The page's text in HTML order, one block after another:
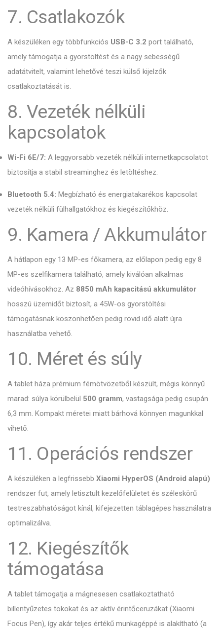
7. Csatlakozók
A készüléken egy többfunkciós USB-C 3.2 port található,
amely támogatja a gyorstöltést és a nagy sebességű
adatátvitelt, valamint lehetővé teszi külső kijelzők
csatlakoztatását is.
8. Vezeték nélküli
kapcsolatok
Wi-Fi 6E/7: A leggyorsabb vezeték nélküli internetkapcsolatot
biztosítja a stabil streaminghez és letöltéshez.
Bluetooth 5.4: Megbízható és energiatakarékos kapcsolat
vezeték nélküli fülhallgatókhoz és kiegészítőkhöz.
9. Kamera / Akkumulátor
A hátlapon egy 13 MP-es főkamera, az előlapon pedig egy 8
MP-es szelfikamera található, amely kiválóan alkalmas
videóhívásokhoz. Az 8850 mAh kapacitású akkumulátor
hosszú üzemidőt biztosít, a 45W-os gyorstöltési
támogatásnak köszönhetően pedig rövid idő alatt újra
használatba vehető.
10. Méret és súly
A tablet háza prémium fémötvözetből készült, mégis könnyű
marad: súlya körülbelül 500 gramm, vastagsága pedig csupán
6,3 mm. Kompakt méretei miatt bárhová könnyen magunkkal
vihető.
11. Operációs rendszer
A készüléken a legfrissebb Xiaomi HyperOS (Android alapú)
rendszer fut, amely letisztult kezelőfelületet és széleskörű
testreszabhatóságot kínál, kifejezetten táblagépes használatra
optimalizálva.
12. Kiegészítők
támogatása
A tablet támogatja a mágnesesen csatlakoztatható
billentyűzetes tokokat és az aktív érintőceruzákat (Xiaomi
Focus Pen), így akár teljes értékű munkagéppé is alakítható (a